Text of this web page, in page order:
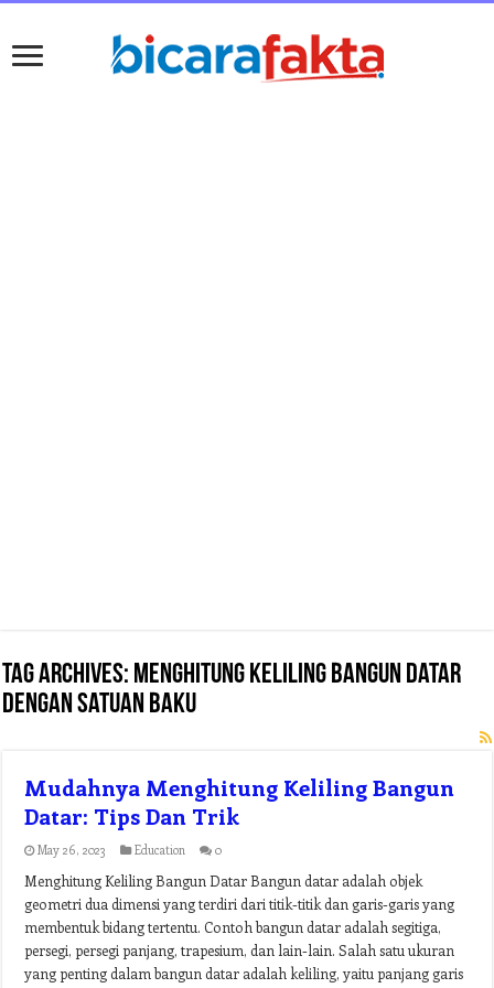
Tag Archives: menghitung keliling bangun datar
dengan satuan baku
Mudahnya Menghitung Keliling Bangun
Datar: Tips Dan Trik
May 26, 2023 Education 0
Menghitung Keliling Bangun Datar Bangun datar adalah objek
geometri dua dimensi yang terdiri dari titik-titik dan garis-garis yang
membentuk bidang tertentu. Contoh bangun datar adalah segitiga,
persegi, persegi panjang, trapesium, dan lain-lain. Salah satu ukuran
yang penting dalam bangun datar adalah keliling, yaitu panjang garis